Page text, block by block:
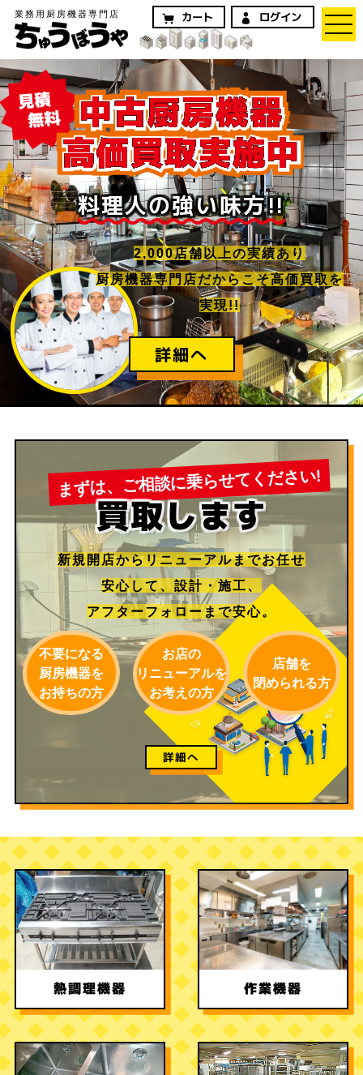
業務用厨房機器専門店 カート ログイン
見積
無料 中古厨房機器
高価買取実施中
料理人の強い味方!!
2,000店舗以上の実績あり
厨房機器専門店だからこそ高価買取を
実現!!
詳細へ
まずは、ご相談に乗らせてください!
買取します
新規開店からリニューアルまでお任せ
安心して、 設計・施工、
アフターフォローまで安心。
不要になる
厨房機器を
お持ちの方
お店の
リニューアルを
お考えの方
店舗を
閉められる方
詳細へ
熱調理機器 作業機器